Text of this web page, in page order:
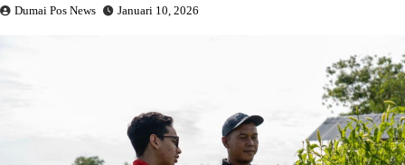
Dumai Pos News Januari 10, 2026